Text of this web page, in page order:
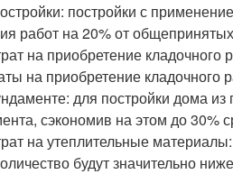
постройки с
работ на 20% от
на приобретение
на приобретение кладочного
для постройки дома из
сэкономив на этом до 30%
на утеплительные
будут значительно